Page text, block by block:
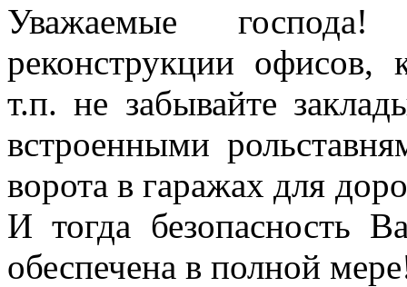
Уважаемые
реконструкции офисов,
т.п. не забывайте
встроенными
ворота в гаражах для
И тогда безопасность
обеспечена в полной